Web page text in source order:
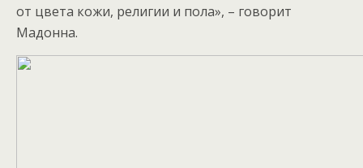
от цвета кожи, религии и пола», – говорит
Мадонна.